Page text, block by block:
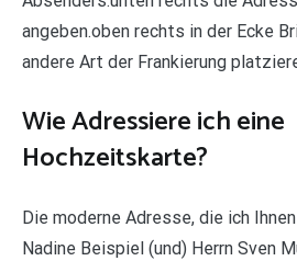
angeben.oben rechts in der Ecke
andere Art der Frankierung
Wie Adressiere ich eine
Hochzeitskarte?
Die moderne Adresse, die ich
Nadine Beispiel (und) Herrn Sven